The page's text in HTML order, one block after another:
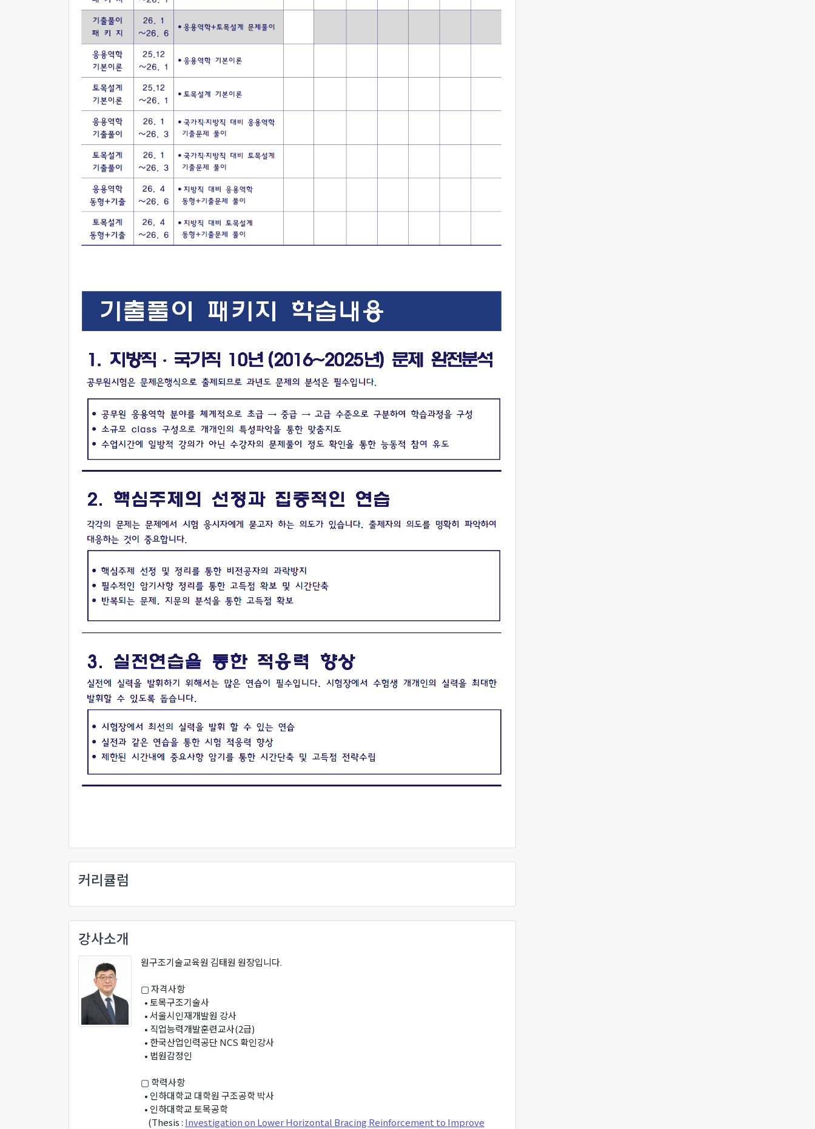
커리큘럼
강사소개
원구조기술교육원 김태원 원장입니다.
▢ 자격사항
• 토목구조기술사
• 서울시인재개발원 강사
• 직업능력개발훈련교사(2급)
• 한국산업인력공단 NCS 확인강사
• 법원감정인
▢ 학력사항
• 인하대학교 대학원 구조공학 박사
• 인하대학교 토목공학
(Thesis : Investigation on Lower Horizontal Bracing Reinforcement to Improve